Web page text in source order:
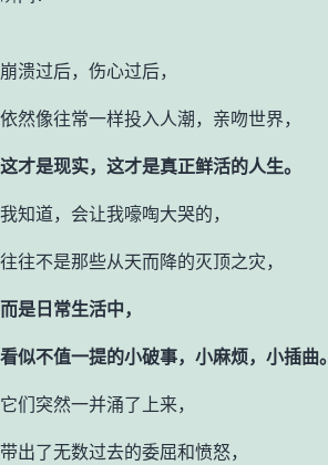
崩溃过后，伤心过后，
依然像往常一样投入人潮，亲吻世界，
这才是现实，这才是真正鲜活的人生。
我知道，会让我嚎啕大哭的，
往往不是那些从天而降的灭顶之灾，
而是日常生活中，
看似不值一提的小破事，小麻烦，小插曲。
它们突然一并涌了上来，
带出了无数过去的委屈和愤怒，